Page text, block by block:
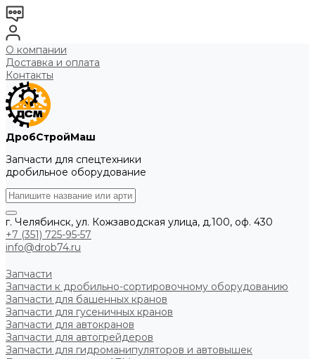
О компании
Доставка и оплата
Контакты
ДробСтройМаш
Запчасти для спецтехники
дробильное оборудование
г. Челябинск, ул. Кожзаводская улица, д.100, оф. 430
+7 (351) 725-95-57
info@drob74.ru
Запчасти
Запчасти к дробильно-сортировочному оборудованию
Запчасти для башенных кранов
Запчасти для гусеничных кранов
Запчасти для автокранов
Запчасти для автогрейдеров
Запчасти для гидроманипуляторов и автовышек